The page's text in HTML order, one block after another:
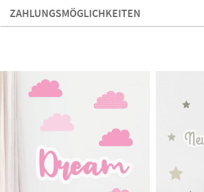
ZAHLUNGSMÖGLICHKEITEN